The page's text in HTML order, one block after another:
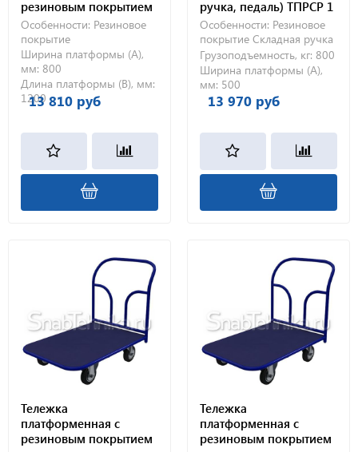
резиновым покрытием
ТПР 6 (800х1200) без
колес
Особенности: Резиновое
покрытие
Ширина платформы (А),
мм: 800
Длина платформы (В), мм:
1200
13 810 руб
ручка, педаль) ТПРСР 1
МП (500х800) без колес
Особенности: Резиновое
покрытие Складная ручка
Грузоподъемность, кг: 800
Ширина платформы (А),
мм: 500
13 970 руб
Тележка
платформенная с
резиновым покрытием
Тележка
платформенная с
резиновым покрытием